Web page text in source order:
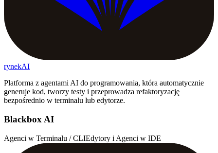
rynekAI
Platforma z agentami AI do programowania, która automatycznie
generuje kod, tworzy testy i przeprowadza refaktoryzację
bezpośrednio w terminalu lub edytorze.
Blackbox AI
Agenci w Terminalu / CLIEdytory i Agenci w IDE